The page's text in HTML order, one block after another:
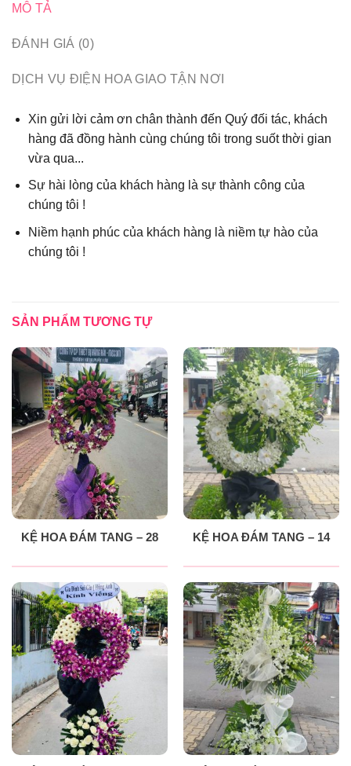
MÔ TẢ
ĐÁNH GIÁ (0)
DỊCH VỤ ĐIỆN HOA GIAO TẬN NƠI
Xin gửi lời cảm ơn chân thành đến Quý đối tác, khách
hàng đã đồng hành cùng chúng tôi trong suốt thời gian
vừa qua...
Sự hài lòng của khách hàng là sự thành công của
chúng tôi !
Niềm hạnh phúc của khách hàng là niềm tự hào của
chúng tôi !
SẢN PHẨM TƯƠNG TỰ
KỆ HOA ĐÁM TANG – 28 KỆ HOA ĐÁM TANG – 14